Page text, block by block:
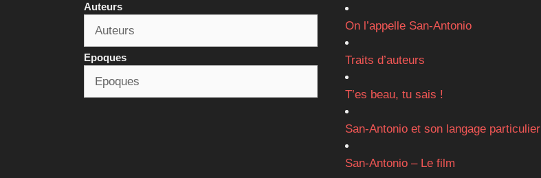
Auteurs
Epoques
On l’appelle San-Antonio
Traits d’auteurs
T’es beau, tu sais !
San-Antonio et son langage particulier
San-Antonio – Le film